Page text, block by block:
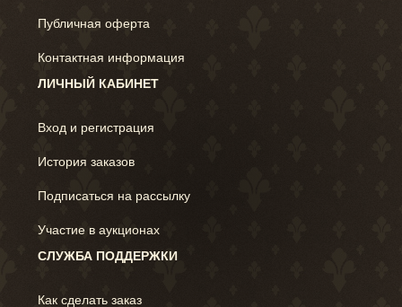
Публичная оферта
Контактная информация
ЛИЧНЫЙ КАБИНЕТ
Вход и регистрация
История заказов
Подписаться на рассылку
Участие в аукционах
СЛУЖБА ПОДДЕРЖКИ
Как сделать заказ